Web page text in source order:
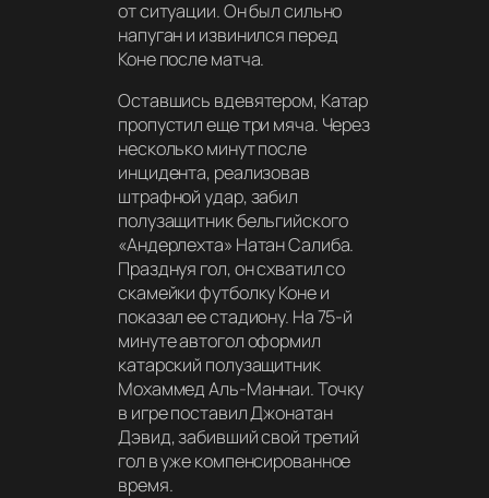
от ситуации. Он был сильно
напуган и извинился перед
Коне после матча.
Оставшись вдевятером, Катар
пропустил еще три мяча. Через
несколько минут после
инцидента, реализовав
штрафной удар, забил
полузащитник бельгийского
«Андерлехта» Натан Салиба.
Празднуя гол, он схватил со
скамейки футболку Коне и
показал ее стадиону. На 75-й
минуте автогол оформил
катарский полузащитник
Мохаммед Аль-Маннаи. Точку
в игре поставил Джонатан
Дэвид, забивший свой третий
гол в уже компенсированное
время.